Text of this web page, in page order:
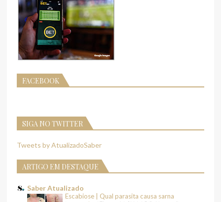
FACEBOOK
SIGA NO TWITTER
Tweets by AtualizadoSaber
ARTIGO EM DESTAQUE
Saber Atualizado
Escabiose | Qual parasita causa sarna